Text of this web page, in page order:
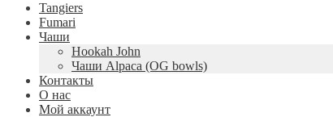
Tangiers
Fumari
Чаши
Hookah John
Чаши Alpaca (OG bowls)
Контакты
О нас
Мой аккаунт